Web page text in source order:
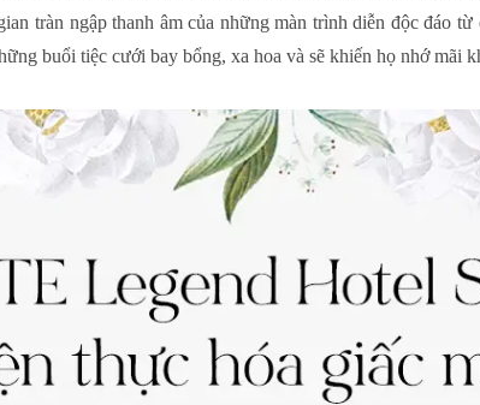
tràn ngập thanh âm của những màn trình diễn độc đáo
buổi tiệc cưới bay bổng, xa hoa và sẽ khiến họ nhớ mãi